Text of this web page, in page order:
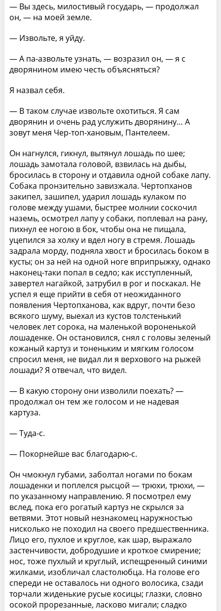
— Вы здесь, милостивый государь, — продолжал
он, — на моей земле.
— Извольте, я уйду.
— А па-азвольте узнать, — возразил он, — я с
дворянином имею честь объясняться?
Я назвал себя.
— В таком случае извольте охотиться. Я сам
дворянин и очень рад услужить дворянину… А
зовут меня Чер-топ-хановым, Пантелеем.
Он нагнулся, гикнул, вытянул лошадь по шее;
лошадь замотала головой, взвилась на дыбы,
бросилась в сторону и отдавила одной собаке лапу.
Собака пронзительно завизжала. Чертопханов
закипел, зашипел, ударил лошадь кулаком по
голове между ушами, быстрее молнии соскочил
наземь, осмотрел лапу у собаки, поплевал на рану,
пихнул ее ногою в бок, чтобы она не пищала,
уцепился за холку и вдел ногу в стремя. Лошадь
задрала морду, подняла хвост и бросилась боком в
кусты; он за ней на одной ноге вприпрыжку, однако
наконец-таки попал в седло; как исступленный,
завертел нагайкой, затрубил в рог и поскакал. Не
успел я еще прийти в себя от неожиданного
появления Чертопханова, как вдруг, почти безо
всякого шуму, выехал из кустов толстенький
человек лет сорока, на маленькой вороненькой
лошаденке. Он остановился, снял с головы зеленый
кожаный картуз и тоненьким и мягким голосом
спросил меня, не видал ли я верхового на рыжей
лошади? Я отвечал, что видел.
— В какую сторону они изволили поехать? —
продолжал он тем же голосом и не надевая
картуза.
— Туда-с.
— Покорнейше вас благодарю-с.
Он чмокнул губами, заболтал ногами по бокам
лошаденки и поплелся рысцой — трюхи, трюхи, —
по указанному направлению. Я посмотрел ему
вслед, пока его рогатый картуз не скрылся за
ветвями. Этот новый незнакомец наружностью
нисколько не походил на своего предшественника.
Лицо его, пухлое и круглое, как шар, выражало
застенчивости, добродушие и кроткое смирение;
нос, тоже пухлый и круглый, испещренный синими
жилками, изобличал сластолюбца. На голове его
спереди не оставалось ни одного волосика, сзади
торчали жиденькие русые косицы; глазки, словно
осокой прорезанные, ласково мигали; сладко